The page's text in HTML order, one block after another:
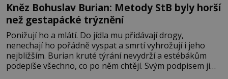
Kněz Bohuslav Burian: Metody StB byly horší
než gestapácké trýznění
Ponižují ho a mlátí. Do jídla mu přidávají drogy,
nenechají ho pořádně vyspat a smrtí vyhrožují i jeho
nejbližším. Burian kruté týrání nevydrží a estébákům
podepíše všechno, co po něm chtějí. Svým podpisem jim